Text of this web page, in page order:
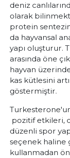
deniz
olarak
protein
da hayvansal
yapı oluşturur.
arasında öne
hayvan
kas kütlesini
göstermiştir.
pozitif etkileri,
düzenli spor
seçenek haline
kullanmadan